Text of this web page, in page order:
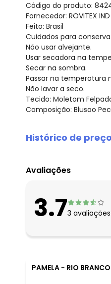
Código do produto:
Fornecedor: ROVITEX
Feito: Brasil
Cuidados para
Não usar alvejante.
Usar secadora na
Secar na sombra.
Passar na temperatura
Não lavar a seco.
Tecido: Moletom
Composição: Blusao
Histórico de
agosto/2026
maio/2026
abril/2026
fevereiro/2026
Avaliações
3.73 avaliações
PAMELA - RIO